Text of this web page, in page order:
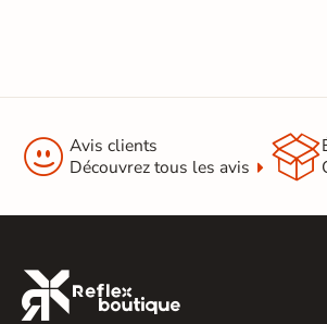
 Avis clients
Découvrez tous les avis

